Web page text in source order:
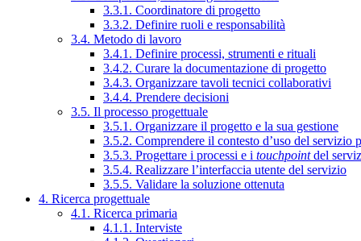
3.3.1. Coordinatore di progetto
3.3.2. Definire ruoli e responsabilità
3.4. Metodo di lavoro
3.4.1. Definire processi, strumenti e rituali
3.4.2. Curare la documentazione di progetto
3.4.3. Organizzare tavoli tecnici collaborativi
3.4.4. Prendere decisioni
3.5. Il processo progettuale
3.5.1. Organizzare il progetto e la sua gestione
3.5.2. Comprendere il contesto d’uso del servizio
3.5.3. Progettare i processi e i touchpointdel
3.5.4. Realizzare l’interfaccia utente del servizio
3.5.5. Validare la soluzione ottenuta
4. Ricerca progettuale
4.1. Ricerca primaria
4.1.1. Interviste